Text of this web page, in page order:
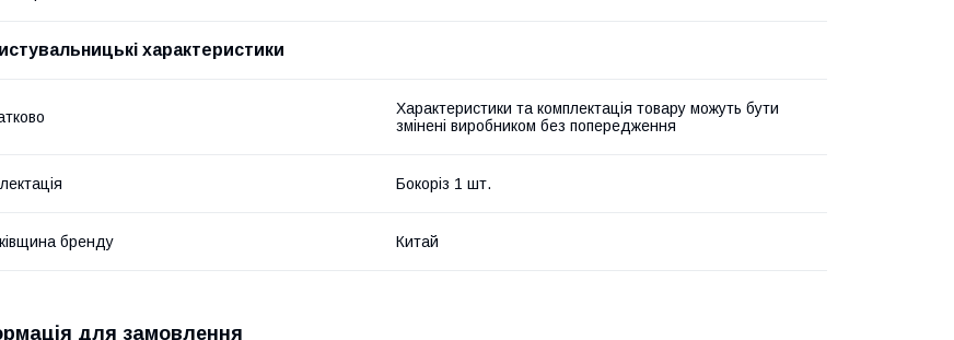
характеристики
Характеристики та комплектація товару можуть бути
змінені виробником без попередження
Бокоріз 1 шт.
бренду Китай
для замовлення